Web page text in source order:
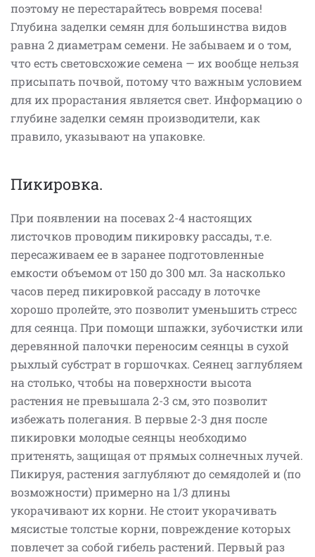
поэтому не перестарайтесь вовремя посева!
Глубина заделки семян для большинства видов
равна 2 диаметрам семени. Не забываем и о том,
что есть световсхожие семена — их вообще нельзя
присыпать почвой, потому что важным условием
для их прорастания является свет. Информацию о
глубине заделки семян производители, как
правило, указывают на упаковке.
Пикировка.
При появлении на посевах 2-4 настоящих
листочков проводим пикировку рассады, т.е.
пересаживаем ее в заранее подготовленные
емкости объемом от 150 до 300 мл. За насколько
часов перед пикировкой рассаду в лоточке
хорошо пролейте, это позволит уменьшить стресс
для сеянца. При помощи шпажки, зубочистки или
деревянной палочки переносим сеянцы в сухой
рыхлый субстрат в горшочках. Сеянец заглубляем
на столько, чтобы на поверхности высота
растения не превышала 2-3 см, это позволит
избежать полегания. В первые 2-3 дня после
пикировки молодые сеянцы необходимо
притенять, защищая от прямых солнечных лучей.
Пикируя, растения заглубляют до семядолей и (по
возможности) примерно на 1/3 длины
укорачивают их корни. Не стоит укорачивать
мясистые толстые корни, повреждение которых
повлечет за собой гибель растений. Первый раз